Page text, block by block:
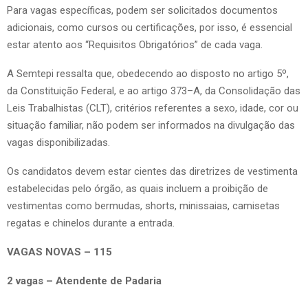
Para vagas específicas, podem ser solicitados documentos
adicionais, como cursos ou certificações, por isso, é essencial
estar atento aos “Requisitos Obrigatórios” de cada vaga.
A Semtepi ressalta que, obedecendo ao disposto no artigo 5º,
da Constituição Federal, e ao artigo 373–A, da Consolidação das
Leis Trabalhistas (CLT), critérios referentes a sexo, idade, cor ou
situação familiar, não podem ser informados na divulgação das
vagas disponibilizadas.
Os candidatos devem estar cientes das diretrizes de vestimenta
estabelecidas pelo órgão, as quais incluem a proibição de
vestimentas como bermudas, shorts, minissaias, camisetas
regatas e chinelos durante a entrada.
VAGAS NOVAS – 115
2 vagas – Atendente de Padaria